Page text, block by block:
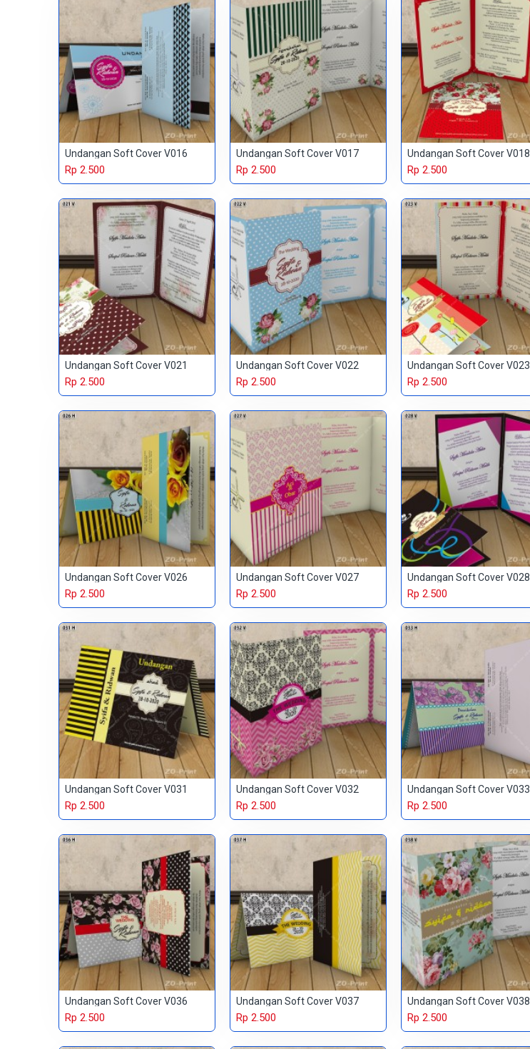
Undangan Soft Cover V016
Rp 2.500
Undangan Soft Cover V017
Rp 2.500
Undangan Soft Cover V018
Rp 2.500
Undangan Soft Cover V021
Rp 2.500
Undangan Soft Cover V022
Rp 2.500
Undangan Soft Cover V023
Rp 2.500
Undangan Soft Cover V026
Rp 2.500
Undangan Soft Cover V027
Rp 2.500
Undangan Soft Cover V028
Rp 2.500
Undangan Soft Cover V031
Rp 2.500
Undangan Soft Cover V032
Rp 2.500
Undangan Soft Cover V033
Rp 2.500
Undangan Soft Cover V036
Rp 2.500
Undangan Soft Cover V037
Rp 2.500
Undangan Soft Cover V038
Rp 2.500